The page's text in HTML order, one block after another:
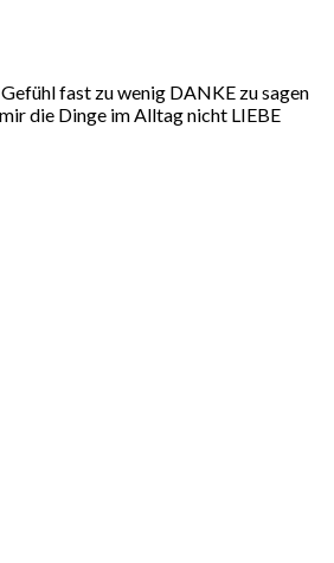
fast zu wenig DANKE zu sagen
die Dinge im Alltag nicht LIEBE